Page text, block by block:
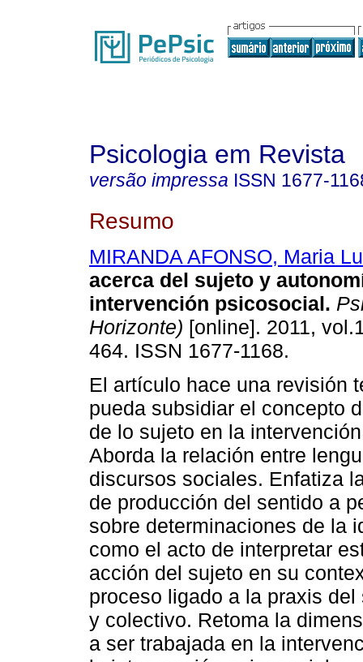
Psicologia em Revista
versão impressa ISSN 1677-
Resumo
MIRANDA AFONSO, Maria
acerca del sujeto y
intervención psicosocial.
Horizonte) [online]. 2011,
464. ISSN 1677-1168.
El artículo hace una revisión
pueda subsidiar el concepto
de lo sujeto en la
Aborda la relación entre
discursos sociales. Enfatiza
de producción del sentido a
sobre determinaciones de la
como el acto de interpretar
acción del sujeto en su
proceso ligado a la praxis
y colectivo. Retoma la
a ser trabajada en la